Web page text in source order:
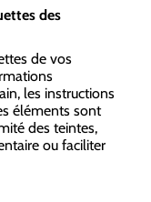
des
de vos
les instructions
éléments sont
des teintes,
ou faciliter